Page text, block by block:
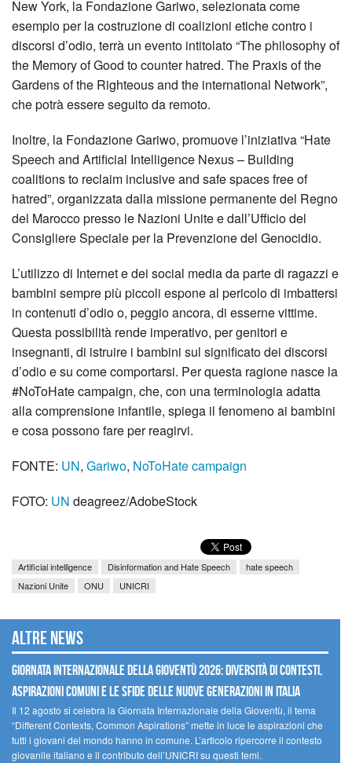
New York, la Fondazione Gariwo, selezionata come
esempio per la costruzione di coalizioni etiche contro i
discorsi d’odio, terrà un evento intitolato “The philosophy of
the Memory of Good to counter hatred. The Praxis of the
Gardens of the Righteous and the international Network”,
che potrà essere seguito da remoto.
Inoltre, la Fondazione Gariwo, promuove l’iniziativa “Hate
Speech and Artificial Intelligence Nexus – Building
coalitions to reclaim inclusive and safe spaces free of
hatred”, organizzata dalla missione permanente del Regno
del Marocco presso le Nazioni Unite e dall’Ufficio del
Consigliere Speciale per la Prevenzione del Genocidio.
L’utilizzo di Internet e dei social media da parte di ragazzi e
bambini sempre più piccoli espone al pericolo di imbattersi
in contenuti d’odio o, peggio ancora, di esserne vittime.
Questa possibilità rende imperativo, per genitori e
insegnanti, di istruire i bambini sul significato dei discorsi
d’odio e su come comportarsi. Per questa ragione nasce la
#NoToHate campaign, che, con una terminologia adatta
alla comprensione infantile, spiega il fenomeno ai bambini
e cosa possono fare per reagirvi.
FONTE: UN, Gariwo, NoToHate campaign
FOTO: UN deagreez/AdobeStock
Artificial intelligence Disinformation and Hate Speech
hate speech
Nazioni Unite
ONU UNICRI
Altre news
GIORNATA INTERNAZIONALE DELLA GIOVENTÙ 2026: DIVERSITÀ DI CONTESTI,
ASPIRAZIONI COMUNI E LE SFIDE DELLE NUOVE GENERAZIONI IN ITALIA
Il 12 agosto si celebra la Giornata Internazionale della Gioventù, il tema
“Different Contexts, Common Aspirations” mette in luce le aspirazioni che
tutti i giovani del mondo hanno in comune. L’articolo ripercorre il contesto
giovanile italiano e il contributo dell’UNICRI su questi temi.